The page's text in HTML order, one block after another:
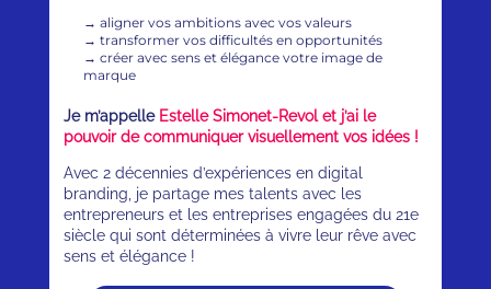
→aligner vos ambitions avec vos valeurs
→transformer vos difficultés en opportunités
→créer avec sens et élégance votre image de
marque
Je m’appelle Estelle Simonet-Revol et j’ai le
pouvoir de communiquer visuellement vos idées !
Avec 2 décennies d’expériences en digital
branding, je partage mes talents avec les
entrepreneurs et les entreprises engagées du 21e
siècle qui sont déterminées à vivre leur rêve avec
sens et élégance !